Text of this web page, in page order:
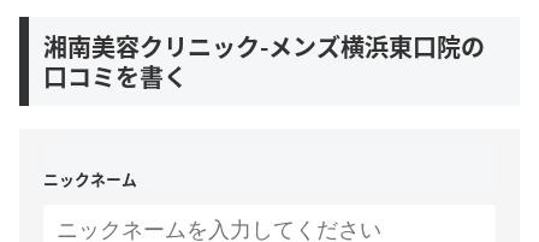
湘南美容クリニック-メンズ横浜東口院の
口コミを書く
ニックネーム